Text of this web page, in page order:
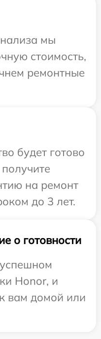
мы
стоимость,
ремонтные
будет готово
на ремонт
до 3 лет.
о готовности
Honor, и
вам домой или